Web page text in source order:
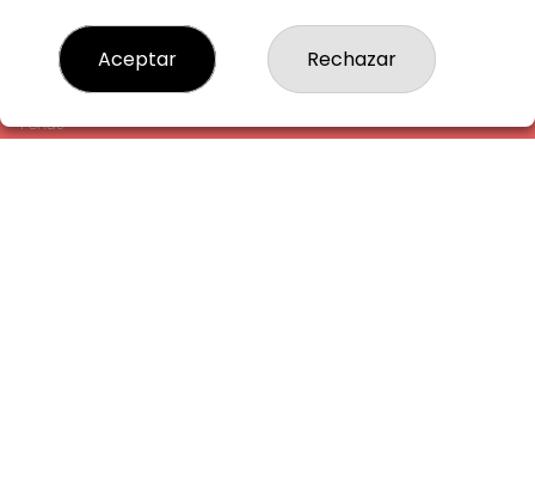
Contacto
Empresas
Peñas
Aceptar Rechazar